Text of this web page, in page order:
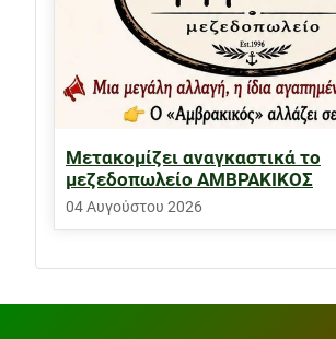
Μετακομίζει αναγκαστικά το
μεζεδοπωλείο ΑΜΒΡΑΚΙΚΟΣ
04 Αυγούστου 2026